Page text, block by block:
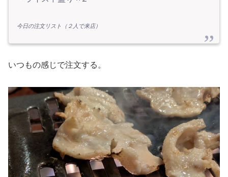
今日の注文リスト（２人で来店）
いつもの感じで注文する。